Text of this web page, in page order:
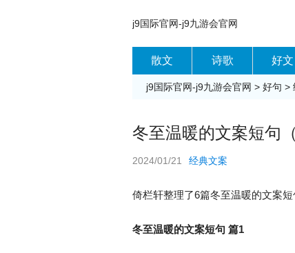
j9国际官网-j9九游会官网
散文 诗歌 好文
j9国际官网-j9九游会官网 > 好句 >
冬至温暖的文案短句
2024/01/21 经典文案
倚栏轩整理了6篇冬至温暖的文案
冬至温暖的文案短句 篇1